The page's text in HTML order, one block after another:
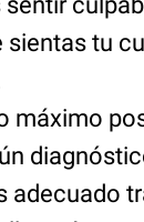
tu
máximo
adecuado